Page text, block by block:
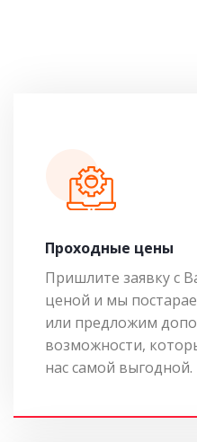
Проходные цены
Пришлите заявку с
ценой и мы
или предложим
возможности,
нас самой выгодной.